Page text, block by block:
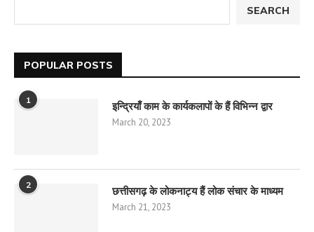
SEARCH
POPULAR POSTS
1 इन्द्रियाँ काम के कार्यकलापों के हैं विभिन्न द्वार
March 20, 2023
2 छत्तीसगढ़ के लोकनाट्य हैं लोक संचार के माध्यम
March 21, 2023